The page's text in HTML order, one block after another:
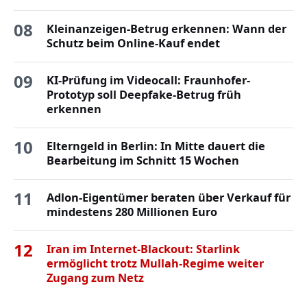
08
Kleinanzeigen-Betrug erkennen: Wann der
Schutz beim Online-Kauf endet
09
KI-Prüfung im Videocall: Fraunhofer-
Prototyp soll Deepfake-Betrug früh
erkennen
10
Elterngeld in Berlin: In Mitte dauert die
Bearbeitung im Schnitt 15 Wochen
11
Adlon-Eigentümer beraten über Verkauf für
mindestens 280 Millionen Euro
12
Iran im Internet-Blackout: Starlink
ermöglicht trotz Mullah-Regime weiter
Zugang zum Netz